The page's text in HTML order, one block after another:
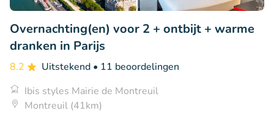
Overnachting(en) voor 2 + ontbijt + warme
dranken in Parijs
8.2 Uitstekend • 11 beoordelingen
Ibis styles Mairie de Montreuil
Montreuil (41km)